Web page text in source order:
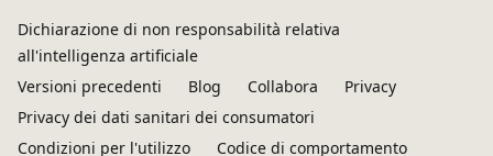
Dichiarazione di non responsabilità relativa
all'intelligenza artificiale
Versioni precedenti
Blog Collabora
Privacy
Privacy dei dati sanitari dei consumatori
Condizioni per l'utilizzo
Codice di comportamento